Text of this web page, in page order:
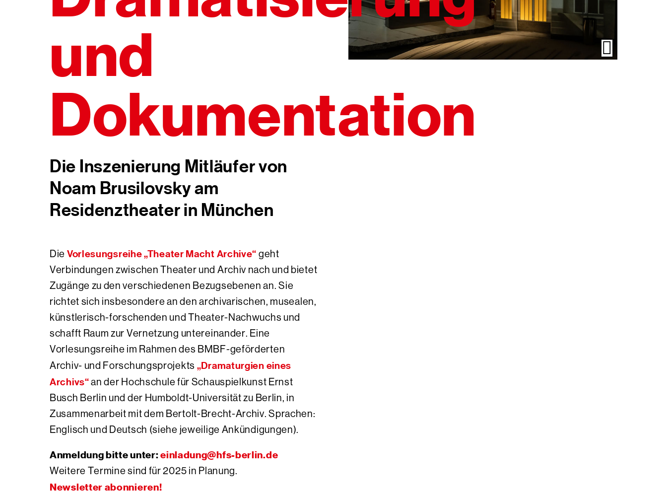
und
Dokumentation
Die Inszenierung Mitläufer von
Noam Brusilovsky am
Residenztheater in München
Die Vorlesungsreihe „Theater Macht Archive“ geht
Verbindungen zwischen Theater und Archiv nach und bietet
Zugänge zu den verschiedenen Bezugsebenen an. Sie
richtet sich insbesondere an den archivarischen, musealen,
künstlerisch-forschenden und Theater-Nachwuchs und
schafft Raum zur Vernetzung untereinander. Eine
Vorlesungsreihe im Rahmen des BMBF-geförderten
Archiv- und Forschungsprojekts „Dramaturgien eines
Archivs“an der Hochschule für Schauspielkunst Ernst
Busch Berlin und der Humboldt-Universität zu Berlin, in
Zusammenarbeit mit dem Bertolt-Brecht-Archiv. Sprachen:
Englisch und Deutsch (siehe jeweilige Ankündigungen).
Anmeldung bitte unter:einladung@hfs-berlin.de
Weitere Termine sind für 2025 in Planung.
Newsletter abonnieren!